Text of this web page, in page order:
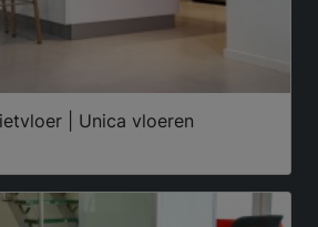
| Unica vloeren